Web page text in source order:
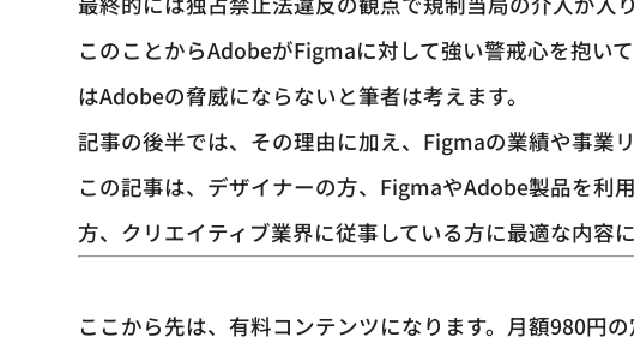
このことからAdobeがFigmaに対して強い警戒心を抱い
はAdobeの脅威にならないと筆者は考えます。
記事の後半では、その理由に加え、Figmaの業績や事業
この記事は、デザイナーの方、FigmaやAdobe製品を利
方、クリエイティブ業界に従事している方に最適な内容に
ここから先は、有料コンテンツになります。月額980円